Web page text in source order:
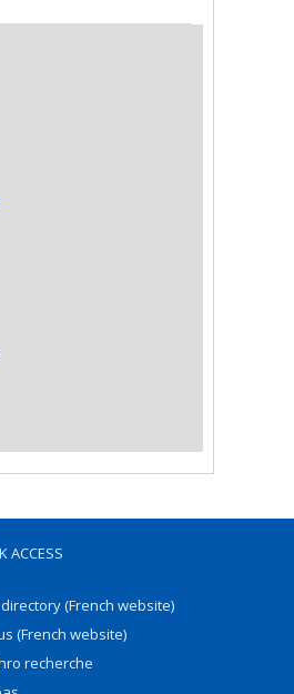
ACCESS
(French website)
(French website)
recherche